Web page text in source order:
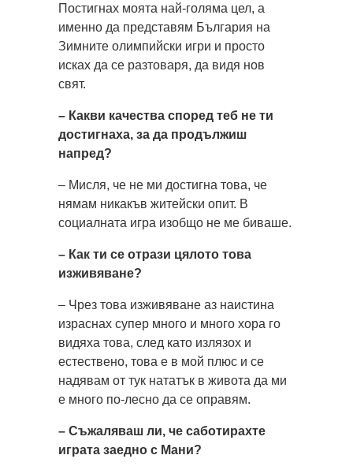
Постигнах моята най-голяма цел, а
именно да представям България на
Зимните олимпийски игри и просто
исках да се разтоваря, да видя нов
свят.
– Какви качества според теб не ти
достигнаха, за да продължиш
напред?
– Мисля, че не ми достигна това, че
нямам никакъв житейски опит. В
социалната игра изобщо не ме биваше.
– Как ти се отрази цялото това
изживяване?
– Чрез това изживяване аз наистина
израснах супер много и много хора го
видяха това, след като излязох и
естествено, това е в мой плюс и се
надявам от тук нататък в живота да ми
е много по-лесно да се оправям.
– Съжаляваш ли, че саботирахте
играта заедно с Мани?